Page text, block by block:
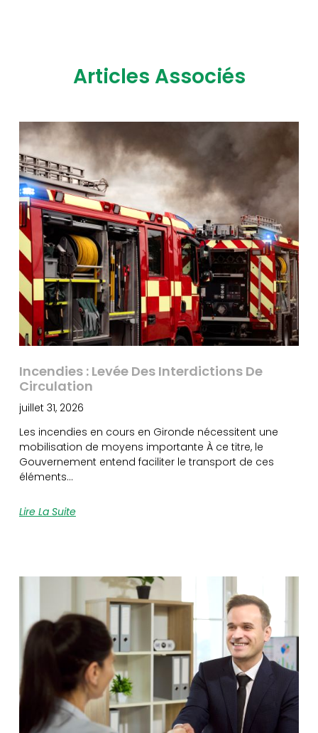
Articles Associés
Incendies : Levée Des Interdictions De
Circulation
juillet 31, 2026
Les incendies en cours en Gironde nécessitent une
mobilisation de moyens importante À ce titre, le
Gouvernement entend faciliter le transport de ces
éléments…
Lire La Suite